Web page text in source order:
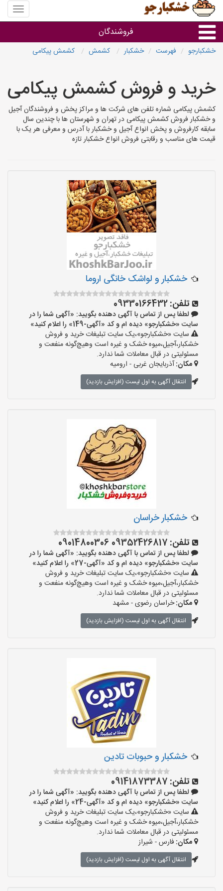
منوی
سایت
فروشندگان
فروشنده های استان ها
خشکبارجو فهرست خشکبار کشمش کشمش پیکامی
خرید و فروش کشمش پیکامی
کشمش پیکامی شماره تلفن های شرکت ها و مراکز پخش و فروشندگان آجیل
و خشکبار فروش کشمش پیکامی در تهران و شهرستان ها با چندین سال
سابقه کارفروش و پخش انواع آجیل و خشکبار با آدرس و معرفی هر یک با
قیمت های مناسب و رقابتی فروش انواع خشکبار تازه
خشکبار و لواشک خانگی اروما
تلفن:09330166432
لطفا پس از تماس با آگهی دهنده بگویید: «آگهی شما را در
سایت «خشکبارجو» دیده ام و کد «آگهی-149» را اعلام کنید»
سایت «خشکبارجو»،یک سایت تبلیغات خرید و فروش
خشکبار،آجیل،میوه خشک و غیره است وهیچ‌گونه منفعت و
مسئولیتی در قبال معاملات شما ندارد.
مکان:آذربایجان غربی - ارومیه
انتقال آگهی به اول لیست (افزایش بازدید)
خشکبار خراسان
تلفن: 09352426817 09014800306
لطفا پس از تماس با آگهی دهنده بگویید: «آگهی شما را در
سایت «خشکبارجو» دیده ام و کد «آگهی-27» را اعلام کنید»
سایت «خشکبارجو»،یک سایت تبلیغات خرید و فروش
خشکبار،آجیل،میوه خشک و غیره است وهیچ‌گونه منفعت و
مسئولیتی در قبال معاملات شما ندارد.
مکان:خراسان رضوی - مشهد
انتقال آگهی به اول لیست (افزایش بازدید)
خشکبار و حبوبات تادین
تلفن: 09141873387
لطفا پس از تماس با آگهی دهنده بگویید: «آگهی شما را در
سایت «خشکبارجو» دیده ام و کد «آگهی-24» را اعلام کنید»
سایت «خشکبارجو»،یک سایت تبلیغات خرید و فروش
خشکبار،آجیل،میوه خشک و غیره است وهیچ‌گونه منفعت و
مسئولیتی در قبال معاملات شما ندارد.
مکان: فارس - شیراز
انتقال آگهی به اول لیست (افزایش بازدید)